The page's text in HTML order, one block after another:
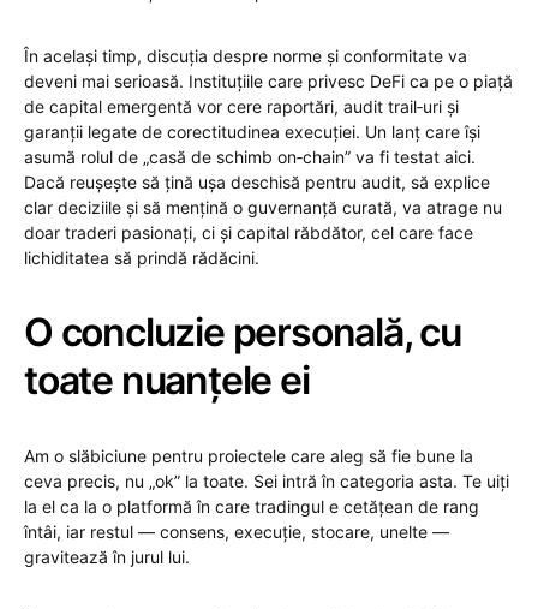
În același timp, discuția despre norme și conformitate va
deveni mai serioasă. Instituțiile care privesc DeFi ca pe o piață
de capital emergentă vor cere raportări, audit trail‑uri și
garanții legate de corectitudinea execuției. Un lanț care își
asumă rolul de „casă de schimb on‑chain” va fi testat aici.
Dacă reușește să țină ușa deschisă pentru audit, să explice
clar deciziile și să mențină o guvernanță curată, va atrage nu
doar traderi pasionați, ci și capital răbdător, cel care face
lichiditatea să prindă rădăcini.
O concluzie personală, cu
toate nuanțele ei
Am o slăbiciune pentru proiectele care aleg să fie bune la
ceva precis, nu „ok” la toate. Sei intră în categoria asta. Te uiți
la el ca la o platformă în care tradingul e cetățean de rang
întâi, iar restul — consens, execuție, stocare, unelte —
gravitează în jurul lui.